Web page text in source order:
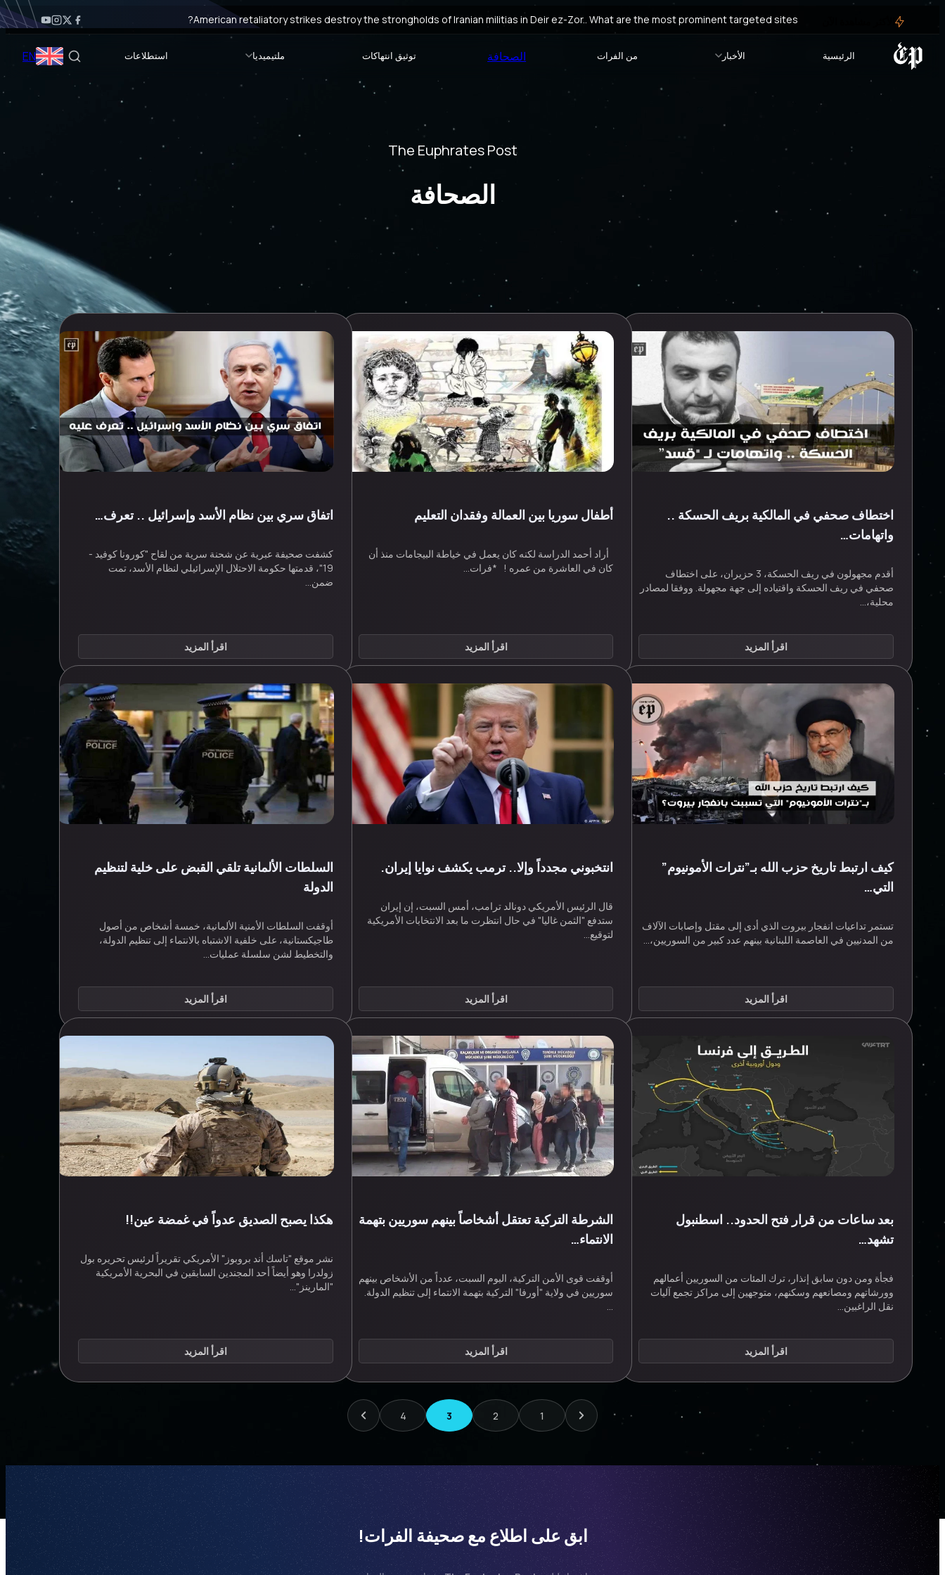
American retaliatory strikes destroy the strongholds of Iranian militias in Deir ez-Zor.. What are the most prominent targeted sites?
American retaliatory strikes destroy the strongholds of Iranian militias in Deir ez-Zor.. What are the most prominent targeted sites?
Exclusive: Under the cover of “religious rituals,” Iranian militias bring weapons into Syria
Iranian militias accuse residents of being “collaborators” and expel them from their homes in Al Bukamal
الرئيسية الأخبار من الفرات الصحافة توثيق انتهاكات ملتيميديا استطلاعات EN
The Euphrates Post
الصحافة
اختطاف صحفي في المالكية بريف الحسكة ..
واتهامات…
أقدم مجهولون في ريف الحسكة، 3 حزيران، على اختطاف
صحفي في ريف الحسكة واقتياده إلى جهة مجهولة. ووفقا لمصادر
محلية،…
اقرأ المزيد
أطفال سوريا بين العمالة وفقدان التعليم
أراد أحمد الدراسة لكنه كان يعمل في خياطة البيجامات منذ أن
كان في العاشرة من عمره ! *فرات…
اقرأ المزيد
اتفاق سري بين نظام الأسد وإسرائيل .. تعرف…
كشفت صحيفة عبرية عن شحنة سرية من لقاح "كورونا كوفيد -
19"، قدمتها حكومة الاحتلال الإسرائيلي لنظام الأسد، تمت
ضمن…
اقرأ المزيد
كيف ارتبط تاريخ حزب الله بـ”نترات الأمونيوم”
التي…
تستمر تداعيات انفجار بيروت الذي أدى إلى مقتل وإصابات الآلاف
من المدنيين في العاصمة اللبنانية بينهم عدد كبير من السوريين،…
اقرأ المزيد
انتخبوني مجدداً وإلا.. ترمب يكشف نوايا إيران.
قال الرئيس الأمريكي دونالد ترامب، أمس السبت، إن إيران
ستدفع "الثمن غاليا" في حال انتظرت ما بعد الانتخابات الأمريكية
لتوقيع…
اقرأ المزيد
السلطات الألمانية تلقي القبض على خلية لتنظيم
الدولة
أوقفت السلطات الأمنية الألمانية، خمسة أشخاص من أصول
طاجيكستانية، على خلفية الاشتباه بالانتماء إلى تنظيم الدولة،
والتخطيط لشن سلسلة عمليات…
اقرأ المزيد
بعد ساعات من قرار فتح الحدود.. اسطنبول
تشهد…
فجأة ومن دون سابق إنذار، ترك المئات من السوريين أعمالهم
وورشاتهم ومصانعهم وسكنهم، متوجهين إلى مراكز تجمع آليات
نقل الراغبين…
اقرأ المزيد
الشرطة التركية تعتقل أشخاصاً بينهم سوريين بتهمة
الانتماء…
أوقفت قوى الأمن التركية، اليوم السبت، عدداً من الأشخاص بينهم
سوريين في ولاية "أورفا" التركية بتهمة الانتماء إلى تنظيم الدولة.
…
اقرأ المزيد
هكذا يصبح الصديق عدواً في غمضة عين!!
نشر موقع "تاسك أند بروبوز" الأمريكي تقريراً لرئيس تحريره بول
زولدرا وهو أيضاً أحد المجندين السابقين في البحرية الأمريكية
"المارينز"…
اقرأ المزيد
Previous
1
2
3
4
Next
ابق على اطلاع مع صحيفة الفرات!